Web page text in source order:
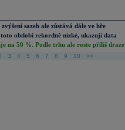
sazeb ale zůstává dále ve hře
období rekordně nízké, ukazují data
na 50 %. Podle trhu ale roste příliš draze
3 4 5 6 7 8 9 10 >>